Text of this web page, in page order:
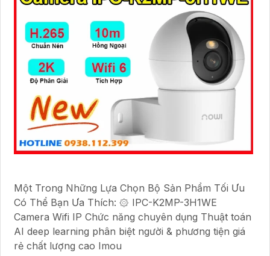
Một Trong Những Lựa Chọn Bộ Sản Phẩm Tối Ưu
Có Thể Bạn Ưa Thích: ۞ IPC-K2MP-3H1WE
Camera Wifi IP Chức năng chuyên dụng Thuật toán
AI deep learning phân biệt người & phương tiện giá
rẻ chất lượng cao Imou